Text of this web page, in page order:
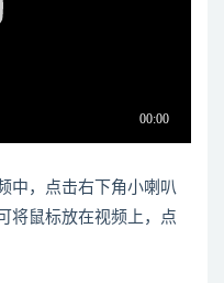
中，点击右下角小喇叭
将鼠标放在视频上，点